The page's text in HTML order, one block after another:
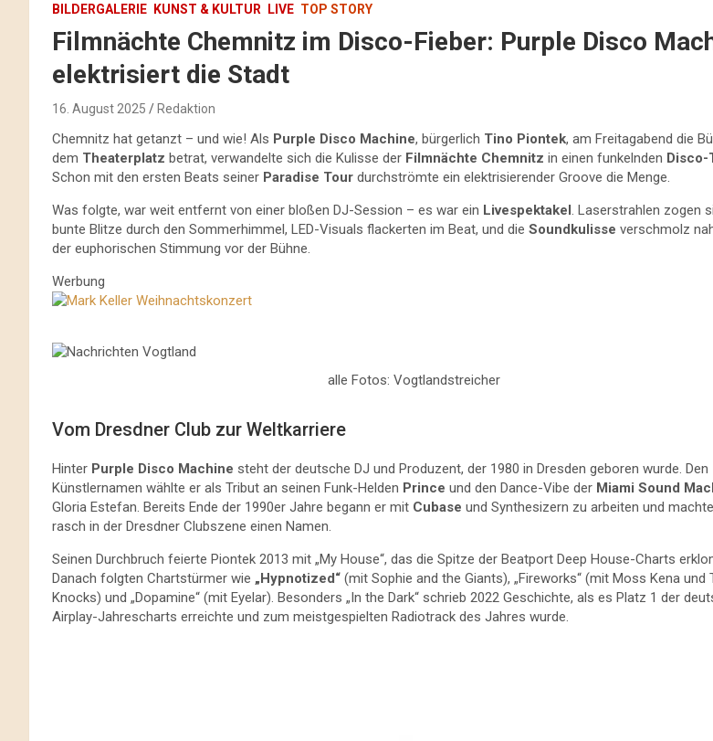
BILDERGALERIE KUNST & KULTUR LIVE TOP STORY
Filmnächte Chemnitz im Disco-Fieber: Purple Disco
elektrisiert die Stadt
16. August 2025 Redaktion
Chemnitz hat getanzt – und wie! Als Purple Disco Machine, bürgerlich Tino Piontek, am Freitagabend die
dem Theaterplatz betrat, verwandelte sich die Kulisse der Filmnächte Chemnitz in einen funkelnden Disco-
Schon mit den ersten Beats seiner Paradise Tour durchströmte ein elektrisierender Groove die Menge.
Was folgte, war weit entfernt von einer bloßen DJ-Session – es war ein Livespektakel . Laserstrahlen zogen
bunte Blitze durch den Sommerhimmel, LED-Visuals flackerten im Beat, und die Soundkulisse verschmolz
der euphorischen Stimmung vor der Bühne.
Werbung
alle Fotos: Vogtlandstreicher
Vom Dresdner Club zur Weltkarriere
Hinter Purple Disco Machine steht der deutsche DJ und Produzent, der 1980 in Dresden geboren wurde. Den
Künstlernamen wählte er als Tribut an seinen Funk-Helden Prince und den Dance-Vibe der Miami Sound
Gloria Estefan. Bereits Ende der 1990er Jahre begann er mit Cubase und Synthesizern zu arbeiten und
rasch in der Dresdner Clubszene einen Namen.
Seinen Durchbruch feierte Piontek 2013 mit „My House“, das die Spitze der Beatport Deep House-Charts
Danach folgten Chartstürmer wie „Hypnotized“ (mit Sophie and the Giants), „Fireworks“ (mit Moss Kena und
Knocks) und „Dopamine“ (mit Eyelar). Besonders „In the Dark“ schrieb 2022 Geschichte, als es Platz 1 der
Airplay-Jahrescharts erreichte und zum meistgespielten Radiotrack des Jahres wurde.